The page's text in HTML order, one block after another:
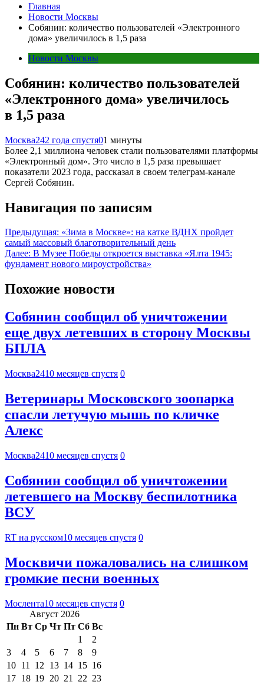
Главная
Новости Москвы
Собянин: количество пользователей «Электронного
дома» увеличилось в 1,5 раза
Новости Москвы
Собянин: количество пользователей
«Электронного дома» увеличилось
в 1,5 раза
Москва242 года спустя01 минуты
Более 2,1 миллиона человек стали пользователями платформы
«Электронный дом». Это число в 1,5 раза превышает
показатели 2023 года, рассказал в своем телеграм-канале
Сергей Собянин.
Навигация по записям
Предыдущая: «Зима в Москве»: на катке ВДНХ пройдет
самый массовый благотворительный день
Далее: В Музее Победы откроется выставка «Ялта 1945:
фундамент нового мироустройства»
Похожие новости
Собянин сообщил об уничтожении
еще двух летевших в сторону Москвы
БПЛА
Москва2410 месяцев спустя 0
Ветеринары Московского зоопарка
спасли летучую мышь по кличке
Алекс
Москва2410 месяцев спустя 0
Собянин сообщил об уничтожении
летевшего на Москву беспилотника
ВСУ
RT на русском10 месяцев спустя 0
Москвичи пожаловались на слишком
громкие песни военных
Мослента10 месяцев спустя 0
Август 2026
Пн Вт Ср Чт Пт Сб Вс
1
2
3
4 5 6 7 8
9
10 11 12 13 14 15 16
17 18 19 20 21 22 23